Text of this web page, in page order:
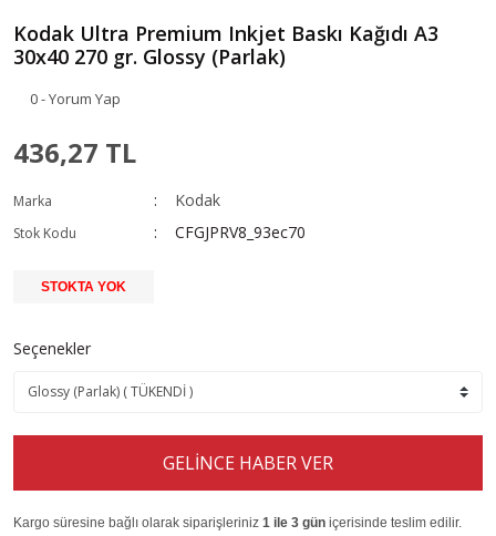
Kodak Ultra Premium Inkjet Baskı Kağıdı A3
30x40 270 gr. Glossy (Parlak)
0 - Yorum Yap
436,27 TL
Marka Kodak
Stok Kodu CFGJPRV8_93ec70
STOKTA YOK
Seçenekler
GELİNCE HABER VER
Kargo süresine bağlı olarak siparişleriniz 1 ile 3 gün içerisinde teslim edilir.